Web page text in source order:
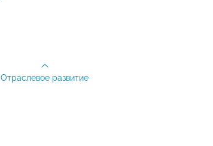
Отраслевое развитие